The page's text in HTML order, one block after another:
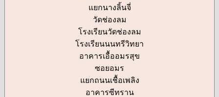
แยกนางลิ้นจี่
วัดช่องลม
โรงเรียนวัดช่องลม
โรงเรียนนนทรีวิทยา
อาคารเอื้ออมรสุข
ซอยอมร
แยกถนนเชื้อเพลิง
อาคารซีทราน